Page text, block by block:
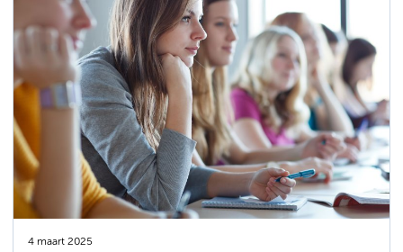
4 maart 2025